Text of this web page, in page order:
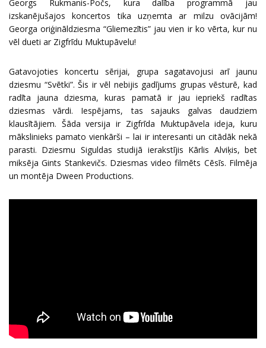
Georgs Rukmanis-Počs, kura dalība programmā jau
izskanējušajos koncertos tika uzņemta ar milzu ovācijām!
Georga oriģināldziesma “Gliemezītis” jau vien ir ko vērta, kur nu
vēl dueti ar Zigfrīdu Muktupāvelu!
Gatavojoties koncertu sērijai, grupa sagatavojusi arī jaunu
dziesmu “Svētki”. Šis ir vēl nebijis gadījums grupas vēsturē, kad
radīta jauna dziesma, kuras pamatā ir jau iepriekš radītas
dziesmas vārdi. Iespējams, tas sajauks galvas daudziem
klausītājiem. Šāda versija ir Zigfrīda Muktupāvela ideja, kuru
mākslinieks pamato vienkārši – lai ir interesanti un citādāk nekā
parasti. Dziesmu Siguldas studijā ierakstījis Kārlis Alviķis, bet
miksēja Gints Stankevičs. Dziesmas video filmēts Cēsīs. Filmēja
un montēja Dween Productions.